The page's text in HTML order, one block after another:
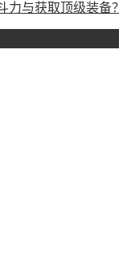
与获取顶级装备？